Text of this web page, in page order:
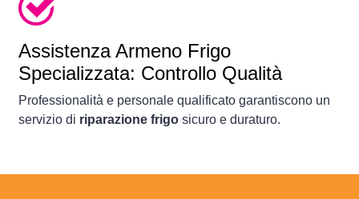
Assistenza Armeno Frigo
Specializzata: Controllo Qualità
Professionalità e personale qualificato garantiscono un
servizio di riparazione frigo sicuro e duraturo.